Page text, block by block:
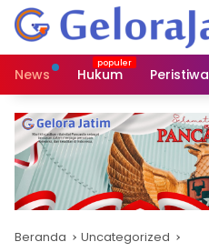
Langsung
konten
News
Hukum Peristiwa
Beranda Uncategorized